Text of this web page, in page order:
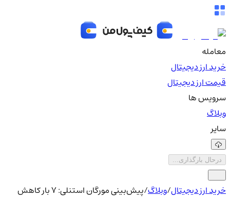
معامله
خرید ارز دیجیتال
قیمت ارز دیجیتال
سرویس ها
وبلاگ
سایر
درحال بارگذاری...
خرید ارز دیجیتال/وبلاگ/
پیش‌بینی مورگان استنلی: ۷ بار کاهش